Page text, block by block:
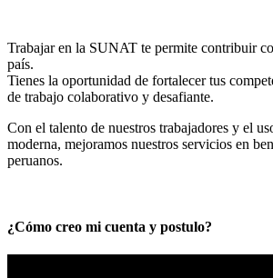
Trabajar en la SUNAT te permite contribuir
país.
Tienes la oportunidad de fortalecer tus
de trabajo colaborativo y desafiante.
Con el talento de nuestros trabajadores y el
moderna, mejoramos nuestros servicios en
peruanos.
¿Cómo creo mi cuenta y postulo?